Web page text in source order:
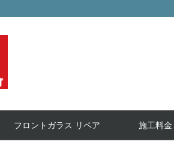
フロントガラス リペア 施工料金